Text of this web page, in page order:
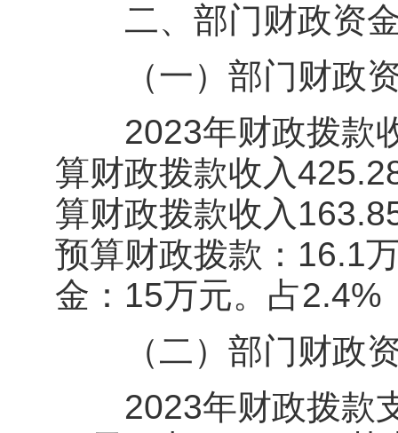
二、部门财政资金
（一）部门财政资
2023年财政拨款收
算财政拨款收入
算财政拨款收入
预算财政拨款：16.1
金：15万元。占2.4%
（二）部门财政资
2023年财政拨款支